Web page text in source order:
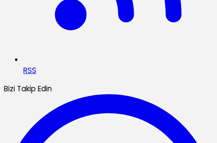
RSS
Bizi Takip Edin